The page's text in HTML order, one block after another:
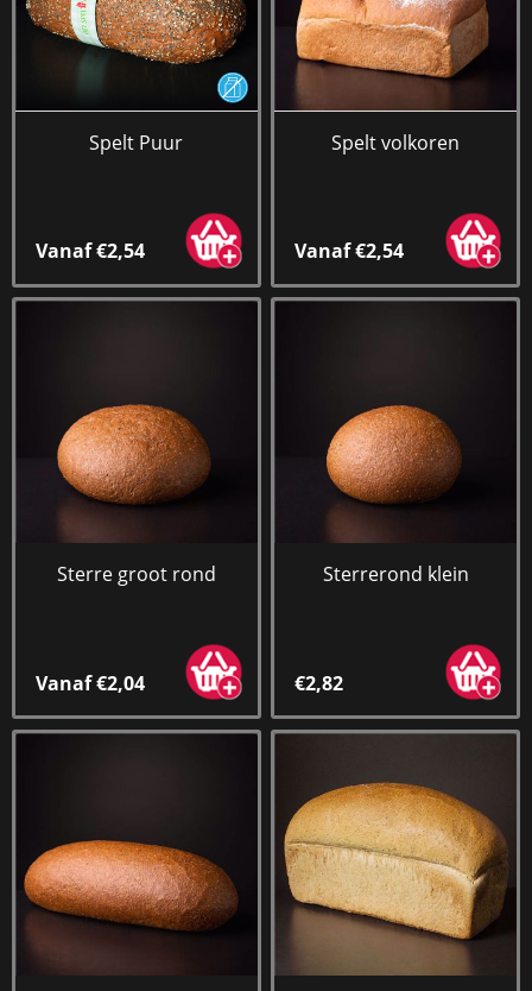
Spelt Puur
Vanaf €2,54
Spelt volkoren
Vanaf €2,54
Sterre groot rond
Vanaf €2,04
Sterrerond klein
€2,82